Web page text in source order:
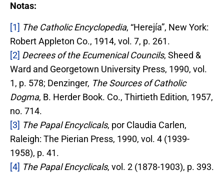
Notas:
[1] The Catholic Encyclopedia, “Herejía”, New York:
Robert Appleton Co., 1914, vol. 7, p. 261.
[2] Decrees of the Ecumenical Councils, Sheed &
Ward and Georgetown University Press, 1990, vol.
1, p. 578; Denzinger, The Sources of Catholic
Dogma, B. Herder Book. Co., Thirtieth Edition, 1957,
no. 714.
[3] The Papal Encyclicals, por Claudia Carlen,
Raleigh: The Pierian Press, 1990, vol. 4 (1939-
1958), p. 41.
[4] The Papal Encyclicals, vol. 2 (1878-1903), p. 393.